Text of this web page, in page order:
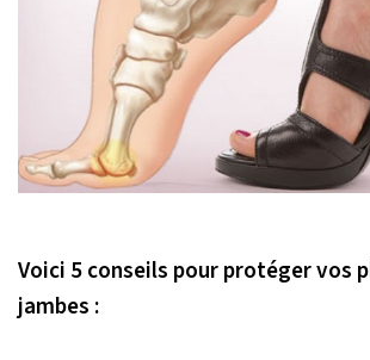
Voici 5 conseils pour protéger vos
jambes :